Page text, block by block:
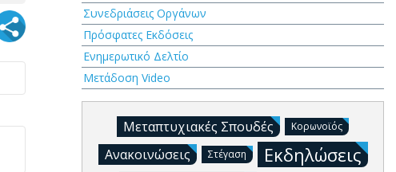
Συνεδριάσεις Οργάνων
Πρόσφατες Εκδόσεις
Ενημερωτικό Δελτίο
Μετάδοση Video
Μεταπτυχιακές Σπουδές Κορωνοϊός
Ανακοινώσεις Στέγαση
Εκδηλώσεις